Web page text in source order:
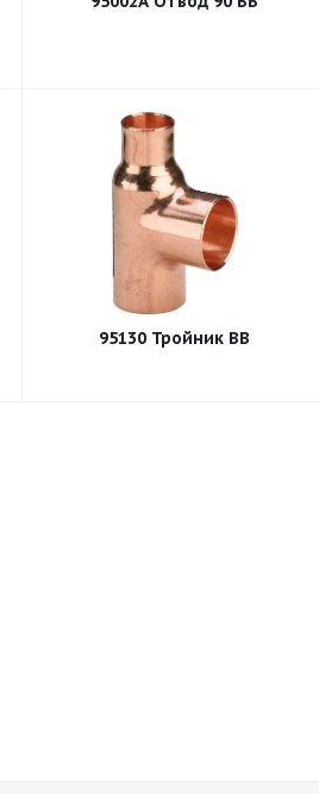
95130 Тройник ВВ